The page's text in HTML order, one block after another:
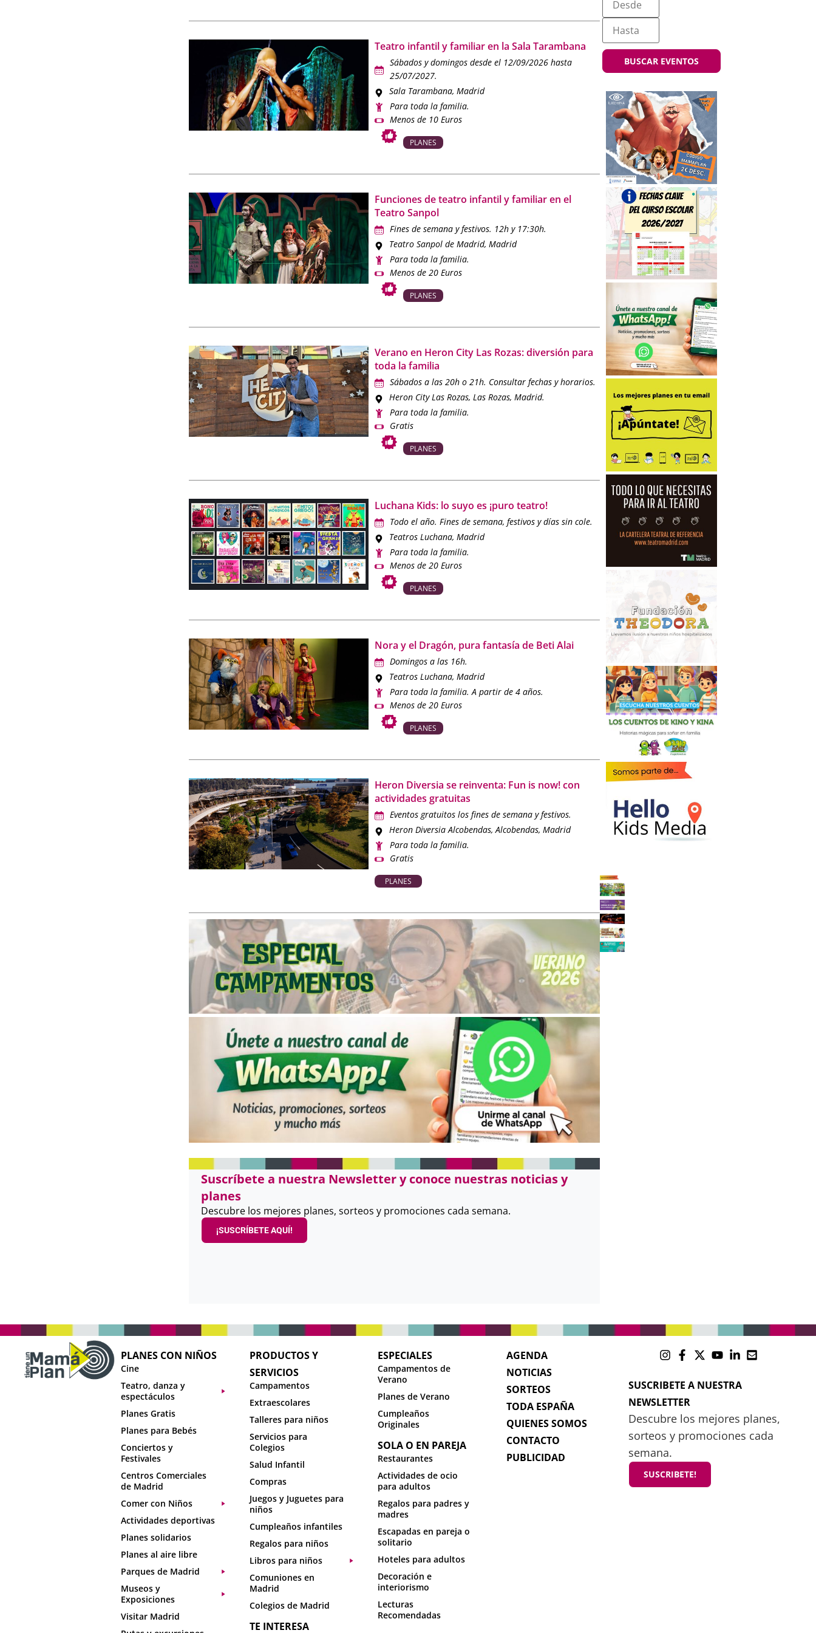
ayudamos a descubrir las mejores funciones para que los más pequeños vivan la magia del
teatro desde una mirada divertida y educativa.
Teatro infantil y familiar en la Sala Tarambana
Sábados y domingos desde el 12/09/2026 hasta
25/07/2027.
Sala Tarambana, Madrid
Para toda la familia.
Menos de 10 Euros
PLANES
Funciones de teatro infantil y familiar en el
Teatro Sanpol
Fines de semana y festivos. 12h y 17:30h.
Teatro Sanpol de Madrid, Madrid
Para toda la familia.
Menos de 20 Euros
PLANES
Verano en Heron City Las Rozas: diversión para
toda la familia
Sábados a las 20h o 21h. Consultar fechas y horarios.
Heron City Las Rozas, Las Rozas, Madrid.
Para toda la familia.
Gratis
PLANES
Luchana Kids: lo suyo es ¡puro teatro!
Todo el año. Fines de semana, festivos y días sin cole.
Teatros Luchana, Madrid
Para toda la familia.
Menos de 20 Euros
PLANES
Nora y el Dragón, pura fantasía de Beti Alai
Domingos a las 16h.
Teatros Luchana, Madrid
Para toda la familia. A partir de 4 años.
Menos de 20 Euros
PLANES
Heron Diversia se reinventa: Fun is now! con
actividades gratuitas
Eventos gratuitos los fines de semana y festivos.
Heron Diversia Alcobendas, Alcobendas, Madrid
Para toda la familia.
Gratis
PLANES
Suscríbete a nuestra Newsletter y conoce nuestras noticias y
planes
Descubre los mejores planes, sorteos y promociones cada semana.
¡SUSCRÍBETE AQUÍ!
BUSCAR EVENTOS
PLANES CON NIÑOS
Cine
Teatro, danza y
espectáculos
Planes Gratis
Planes para Bebés
Conciertos y
Festivales
Centros Comerciales
de Madrid
Comer con Niños
Actividades deportivas
Planes solidarios
Planes al aire libre
Parques de Madrid
Museos y
Exposiciones
Visitar Madrid
PRODUCTOS Y
SERVICIOS
Campamentos
Extraescolares
Talleres para niños
Servicios para
Colegios
Salud Infantil
Compras
Juegos y Juguetes para
niños
Cumpleaños infantiles
Regalos para niños
Libros para niños
Comuniones en
Madrid
Colegios de Madrid
TE INTERESA
ESPECIALES
Campamentos de
Verano
Planes de Verano
Cumpleaños
Originales
SOLA O EN PAREJA
Restaurantes
Actividades de ocio
para adultos
Regalos para padres y
madres
Escapadas en pareja o
solitario
Hoteles para adultos
Decoración e
interiorismo
Lecturas
Recomendadas
AGENDA
NOTICIAS
SORTEOS
TODA ESPAÑA
QUIENES SOMOS
CONTACTO
PUBLICIDAD
SUSCRIBETE A NUESTRA
NEWSLETTER
Descubre los mejores planes,
sorteos y promociones cada
semana.
SUSCRIBETE!